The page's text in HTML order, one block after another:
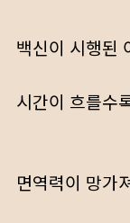
백신이 시행된
시간이 흐를수
면역력이 망가